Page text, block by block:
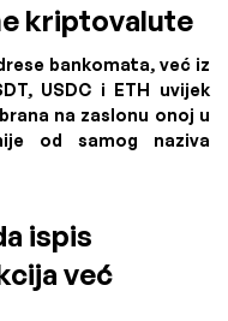
kriptovalute
bankomata, već iz
USDC i ETH uvijek
na zaslonu onoj u
od samog naziva
ispis
već